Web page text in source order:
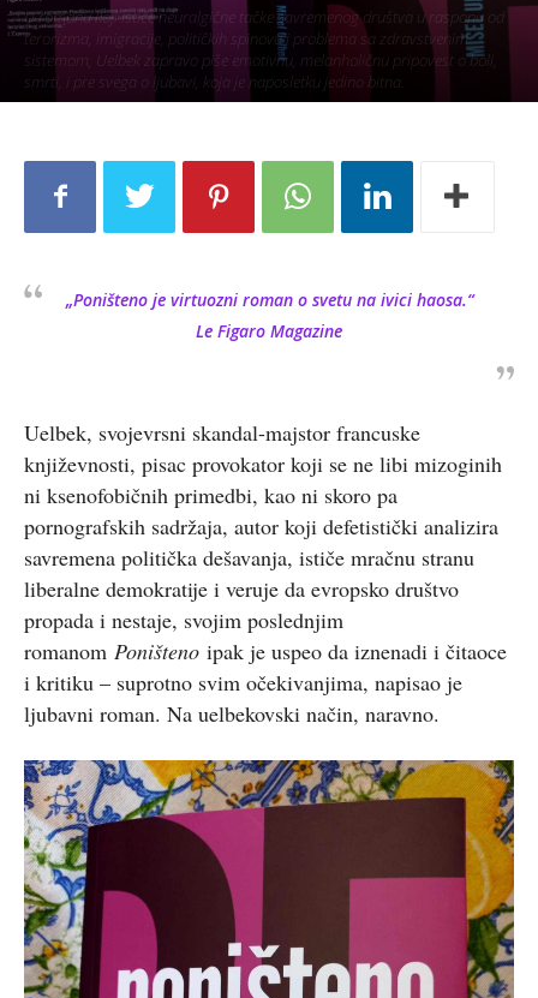
U romanu koji ističe neuralgične tačke savremenog društva u rasponu od
terorizma, imigracije, političkih spinova i problema sa zdravstvenim
sistemom, Uelbek zapravo piše emotivnu, melanholičnu pripovest o boli,
smrti, i pre svega o ljubavi, koja je naposletku jedino bitna.
„Poništenoje virtuozni roman o svetu na ivici haosa.“
Le Figaro Magazine
Uelbek, svojevrsni skandal-majstor francuske
književnosti, pisac provokator koji se ne libi mizoginih
ni ksenofobičnih primedbi, kao ni skoro pa
pornografskih sadržaja, autor koji defetistički analizira
savremena politička dešavanja, ističe mračnu stranu
liberalne demokratije i veruje da evropsko društvo
propada i nestaje, svojim poslednjim
romanom Poništeno ipak je uspeo da iznenadi i čitaoce
i kritiku – suprotno svim očekivanjima, napisao je
ljubavni roman. Na uelbekovski način, naravno.